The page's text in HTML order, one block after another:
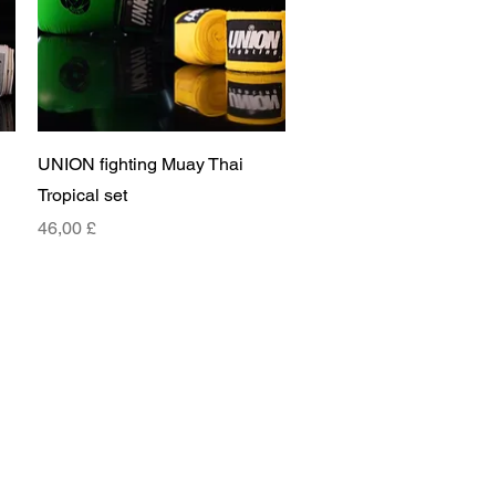
Vista rapida
UNION fighting Muay Thai
Tropical set
Prezzo
46,00 £